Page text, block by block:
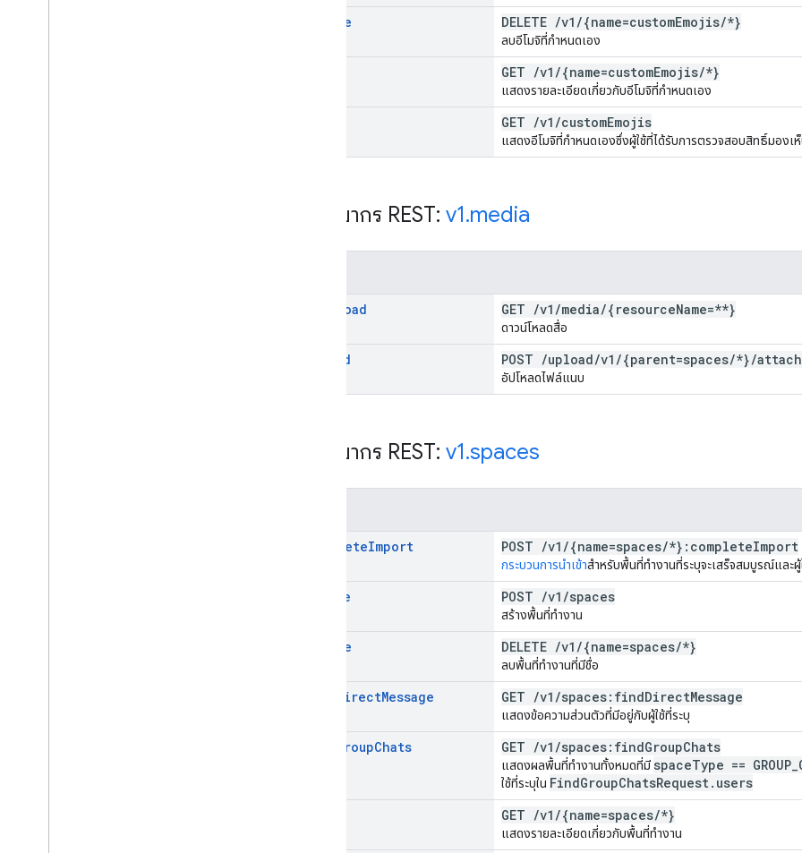
delete DELETE /v1 /{name=customEmojis/*}
ลบอีโมจิที่กำหนดเอง
GET /v1 /{name=customEmojis/*}
แสดงรายละเอียดเกี่ยวกับอีโมจิที่กำหนดเอง
GET /v1 /customEmojis
แสดงอีโมจิที่กำหนดเองซึ่งผู้ใช้ที่ได้รับการตรวจสอบสิทธิ์มองเ
ทรัพยากร REST: v1.media
download GET /v1 /media/{resourceName=**}
ดาวน์โหลดสื่อ
upload POST /upload/v1 /{parent=spaces/*}/
อัปโหลดไฟล์แนบ
ทรัพยากร REST: v1.spaces
completeImport POST /v1 /{name=spaces/*}:completeImport
กระบวนการนำเข้าสำหรับพื้นที่ทำงานที่ระบุจะเสร็จสมบูรณ์และ
create POST /v1 /spaces
สร้างพื้นที่ทำงาน
delete DELETE /v1 /{name=spaces/*}
ลบพื้นที่ทำงานที่มีชื่อ
DirectMessage GET /v1 /spaces:findDirectMessage
แสดงข้อความส่วนตัวที่มีอยู่กับผู้ใช้ที่ระบุ
GroupChats GET /v1 /spaces:findGroupChats
แสดงผลพื้นที่ทำงานทั้งหมดที่มี spaceType == GROUP
ใช้ที่ระบุใน FindGroupChatsRequest. users
GET /v1 /{name=spaces/*}
แสดงรายละเอียดเกี่ยวกับพื้นที่ทำงาน